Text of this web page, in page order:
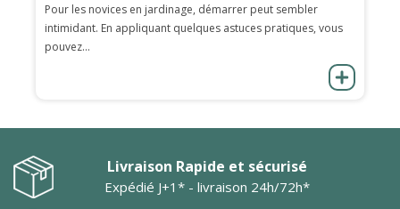
Pour les novices en jardinage, démarrer peut sembler
intimidant. En appliquant quelques astuces pratiques, vous
pouvez...
Livraison Rapide et sécurisé
Expédié J+1* - livraison 24h/72h*